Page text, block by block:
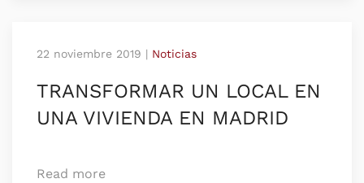
22 noviembre 2019 | Noticias
TRANSFORMAR UN LOCAL EN
UNA VIVIENDA EN MADRID
Read more